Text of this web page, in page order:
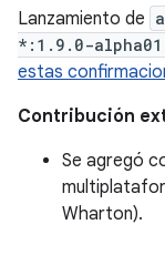
Lanzamiento de
*:1.9.0-alpha01
estas
Contribución
Se agregó
Wharton).